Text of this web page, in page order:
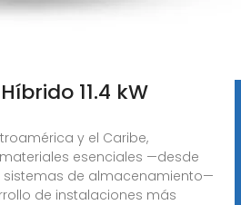
11.4 kW
y el Caribe,
esenciales —desde
sistemas de almacenamiento—
de instalaciones más